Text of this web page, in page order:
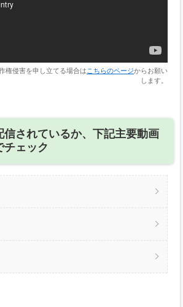
権侵害を申し立てる場合は こちらのページからお願い
します。
信されているか、下記主要動画
チェック